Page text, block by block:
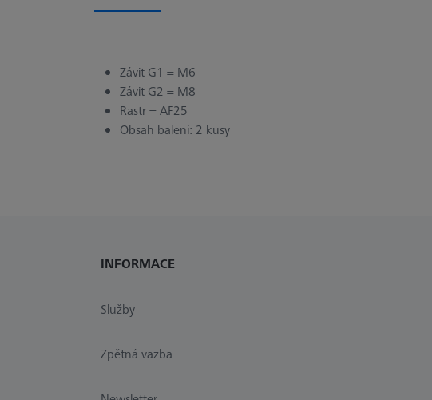
Závit G1 = M6
Závit G2 = M8
Rastr = AF25
Obsah balení: 2 kusy
INFORMACE
Služby
Zpětná vazba